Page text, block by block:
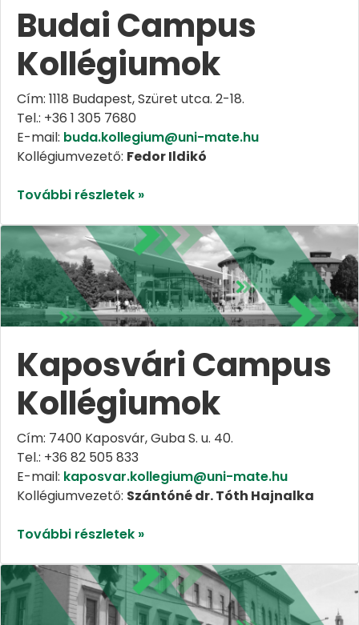
Budai Campus
Kollégiumok
Cím: 1118 Budapest, Szüret utca. 2-18.
Tel.: +36 1 305 7680
E-mail: buda.kollegium@uni-mate.hu
Kollégiumvezető: Fedor Ildikó
További részletek »
Kaposvári Campus
Kollégiumok
Cím: 7400 Kaposvár, Guba S. u. 40.
Tel.: +36 82 505 833
E-mail: kaposvar.kollegium@uni-mate.hu
Kollégiumvezető: Szántóné dr. Tóth Hajnalka
További részletek »